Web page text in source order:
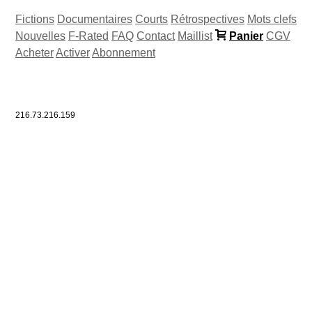
Fictions Documentaires Courts Rétrospectives Mots clefs
Nouvelles F-Rated FAQ Contact Maillist Panier CGV
AcheterActiverAbonnement
216.73.216.159